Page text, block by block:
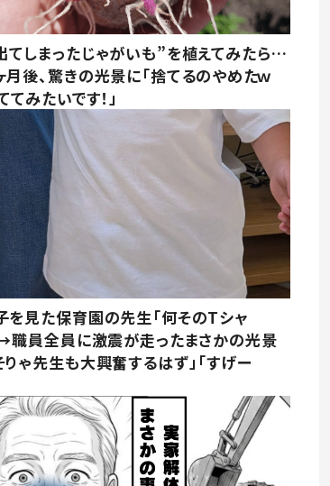
てしまったじゃがいも”を植えてみたら…
後、驚きの光景に「捨てるのやめたｗ
てみたいです！」
を見た保育園の先生「何そのTシャ
→職員全員に激震が走ったまさかの光景
ゃ先生も大興奮するはず」「すげー